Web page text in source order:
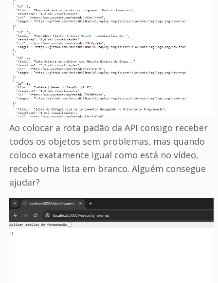
Ao colocar a rota padão da API consigo receber
todos os objetos sem problemas, mas quando
coloco exatamente igual como está no vídeo,
recebo uma lista em branco. Alguém consegue
ajudar?